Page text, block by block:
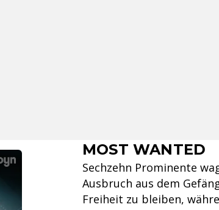
MOST WANTED
Sechzehn Prominente
Ausbruch aus dem
Freiheit zu bleiben,